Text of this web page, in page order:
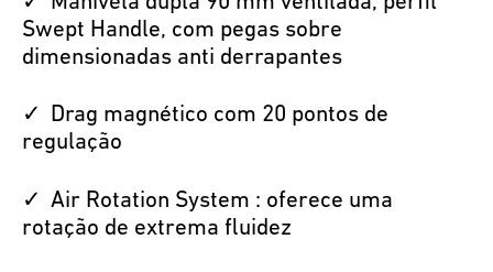
Swept Handle, com pegas sobre
dimensionadas anti derrapantes
Drag magnético com 20 pontos de
regulação
Air Rotation System : oferece uma
rotação de extrema fluidez